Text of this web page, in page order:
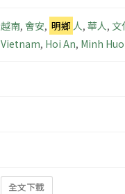
越南, 會安, 明鄉 人, 華人, 文
Vietnam, Hoi An, Minh
全文下載